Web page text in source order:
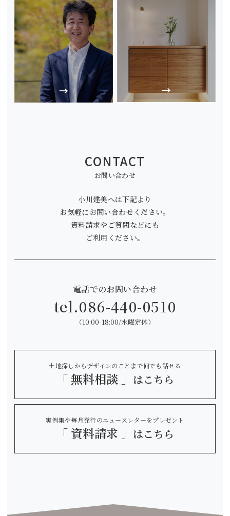
CONTACT
お問い合わせ
小川建美へは下記より
お気軽にお問い合わせください。
資料請求やご質問などにも
ご利用ください。
電話でのお問い合わせ
tel.086-440-0510
（10:00-18:00/水曜定休）
土地探しからデザインのことまで何でも話せる
「 無料相談 」 はこちら
実例集や毎月発行のニュースレターをプレゼント
「 資料請求 」 はこちら